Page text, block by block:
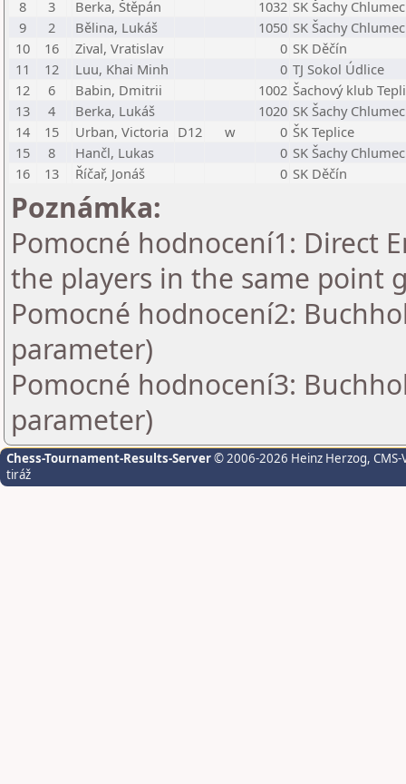
8
3 Berka, Štěpán 1032 SK Šachy Chlumec
9
2 Bělina, Lukáš 1050 SK Šachy Chlumec
10
16 Zival, Vratislav 0 SK Děčín
11
12 Luu, Khai Minh 0 TJ Sokol Údlice
12
6 Babin, Dmitrii 1002 Šachový klub
13
4 Berka, Lukáš 1020 SK Šachy Chlumec
14
15 Urban, Victoria D12 w 0 ŠK Teplice
15
8 Hančl, Lukas 0 SK Šachy Chlumec
16
13 Říčař, Jonáš 0 SK Děčín
Poznámka:
Pomocné hodnocení1: Direct
the players in the same point
Pomocné hodnocení2:
parameter)
Pomocné hodnocení3:
parameter)
Chess-Tournament-Results-Server© 2006-2026 Heinz Herzog,
tiráž